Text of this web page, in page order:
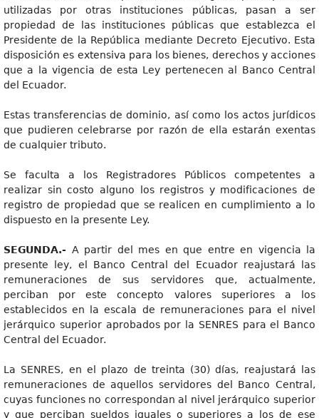
utilizadas por otras instituciones públicas, pasan a ser
propiedad de las instituciones públicas que establezca el
Presidente de la República mediante Decreto Ejecutivo. Esta
disposición es extensiva para los bienes, derechos y acciones
que a la vigencia de esta Ley pertenecen al Banco Central
del Ecuador.
Estas transferencias de dominio, así como los actos jurídicos
que pudieren celebrarse por razón de ella estarán exentas
de cualquier tributo.
Se faculta a los Registradores Públicos competentes a
realizar sin costo alguno los registros y modificaciones de
registro de propiedad que se realicen en cumplimiento a lo
dispuesto en la presente Ley.
SEGUNDA.- A partir del mes en que entre en vigencia la
presente ley, el Banco Central del Ecuador reajustará las
remuneraciones de sus servidores que, actualmente,
perciban por este concepto valores superiores a los
establecidos en la escala de remuneraciones para el nivel
jerárquico superior aprobados por la SENRES para el Banco
Central del Ecuador.
La SENRES, en el plazo de treinta (30) días, reajustará las
remuneraciones de aquellos servidores del Banco Central,
cuyas funciones no correspondan al nivel jerárquico superior
y que perciban sueldos iguales o superiores a los de ese